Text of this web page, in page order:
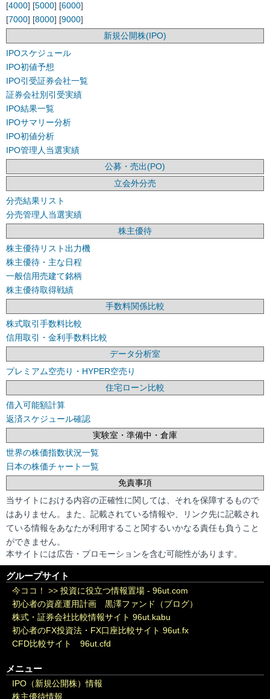
[4000] [5000] [6000]
[7000] [8000] [9000]
新規公開株(IPO)
IPOスケジュール
IPO初値予想
IPO引受証券会社一覧
証券会社別引受実績
IPO結果一覧
IPOサマリー分析
IPO初値分析
IPO管理人当選実績
公募・売出(PO)
立会外分売
分売結果リスト
分売管理人当選実績
株主優待
株主優待リスト出力機
株主優待・主な日程
一般信用売建て銘柄
株主優待取得戦績
手数料関係比較
株式取引手数料比較
信用取引・金利手数料比較
データ分析室
プレミアム空売り・HYPER空売り
住宅ローン比較
借入可能額計算
返済スケジュール確認
実験室・準備中・倉庫
世界の株価指数状況一覧
日本の株価チャート一覧
免責事項
当サイトにおける内容の正確性に関しては、それを保障するもので
はありません。また、記載されている情報や、リンク先に記載され
ている情報をあなたが利用すること関するいかなる責任も負うこと
ができません。
本サイトには広告・プロモーションを含む可能性があります。
グループサイト
今ココ！ >> 投資に役立つ情報置場 - 96ut.com
初心者の資産運用計画 黒澤ファンド（ブログ）
株式・証券会社比較情報サイト 96ut.kabu
初心者のFX投資法・FX口座比較サイト 96ut.fx
CFD比較サイト 96ut.cfd
メニュー
IPO（新規公開株）情報
株主優待情報